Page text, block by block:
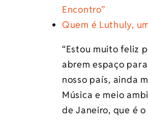
Encontro”
Quem é Luthuly,
“Estou muito feliz
abrem espaço
nosso país, ainda
Música e meio
de Janeiro, que é